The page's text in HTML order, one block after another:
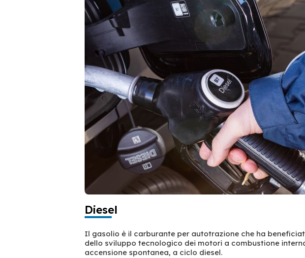
Diesel
Il gasolio è il carburante per autotrazione che ha
dello sviluppo tecnologico dei motori a combustione
accensione spontanea, a ciclo diesel.